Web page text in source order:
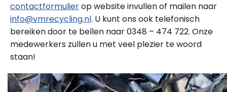
contactformulierop website invullen of mailen naar
info@vmrecycling.nl. U kunt ons ook telefonisch
bereiken door te bellen naar 0348 – 474 722. Onze
medewerkers zullen u met veel plezier te woord
staan!